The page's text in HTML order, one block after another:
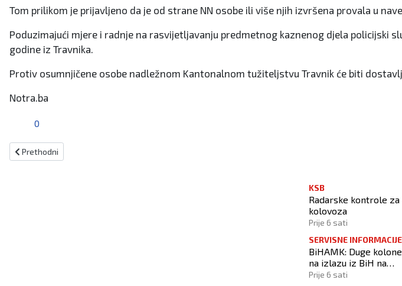
Tom prilikom je prijavljeno da je od strane NN osobe ili više njih izvršena provala u
Poduzimajući mjere i radnje na rasvijetljavanju predmetnog kaznenog djela policijski
godine iz Travnika.
Protiv osumnjičene osobe nadležnom Kantonalnom tužiteljstvu Travnik će biti
Notra.ba
0
Prethodni članak: Osnovna škola u Središnjoj Bosni zaprimila lažnu dojavu prijetećeg sadržaja!
Prethodni
KSB
Radarske kontrole za
kolovoza
Prije 6 sati
SERVISNE INFORMACIJE
BiHAMK: Duge
na izlazu iz BiH na
graničnim prijelazima!
Prije 6 sati